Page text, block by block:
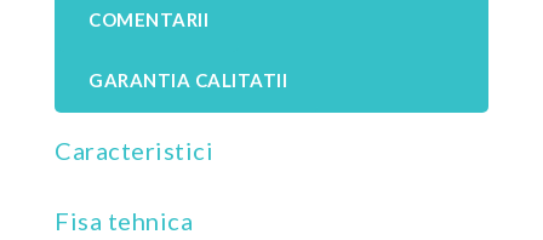
COMENTARII
GARANTIA CALITATII
Caracteristici
Fisa tehnica